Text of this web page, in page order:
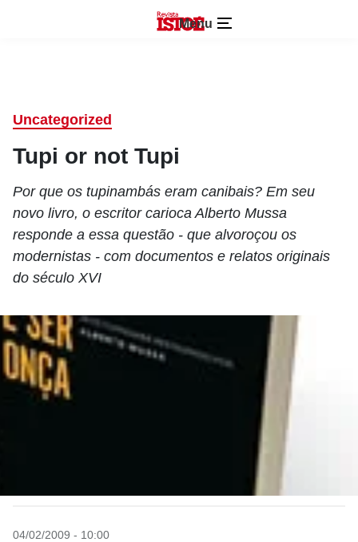
Menu
Uncategorized
Tupi or not Tupi
Por que os tupinambás eram canibais? Em seu
novo livro, o escritor carioca Alberto Mussa
responde a essa questão - que alvoroçou os
modernistas - com documentos e relatos originais
do século XVI
04/02/2009 - 10:00